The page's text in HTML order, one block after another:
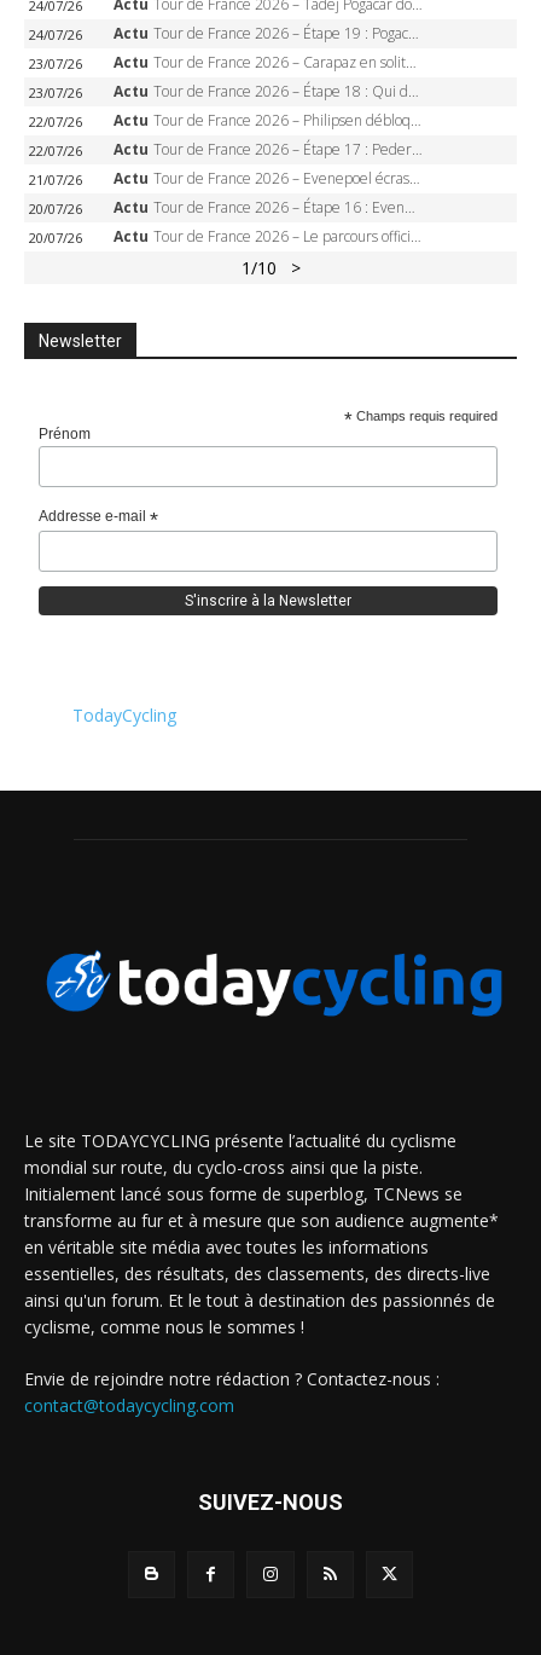
24/07/26 Actu Tour de France 2026 – Tadej Pogacar dompte l’Alpe d’Huez, 5e victoire, record de Pantani pulvérisé
24/07/26 Actu Tour de France 2026 – Étape 19 : Pogacar peut-il enfin dompter l’Alpe d’Huez ?
23/07/26 Actu Tour de France 2026 – Carapaz en solitaire à Orcières-Merlette, Paret-Peintre à un point du maillot à pois
23/07/26 Actu Tour de France 2026 – Étape 18 : Qui domptera Orcières-Merlette, première marche vers l’Alpe d’Huez ?
22/07/26 Actu Tour de France 2026 – Philipsen débloque son compteur à Voiron, Pedersen en danger pour le maillot vert
22/07/26 Actu Tour de France 2026 – Étape 17 : Pedersen peut-il verrouiller le maillot vert à Voiron ?
21/07/26 Actu Tour de France 2026 – Evenepoel écrase le chrono d’Évian, Seixas 4e, Lipowitz abandonne
20/07/26 Actu Tour de France 2026 – Étape 16 : Evenepoel, Pogacar, Ganna… qui domptera le chrono d’Évian pour redessiner le podium ?
20/07/26 Actu Tour de France 2026 – Le parcours officiel complet : 21 étapes, profils, carte et dates
1/10 >
Newsletter
* Champs requis required
Prénom
Addresse e-mail*
TodayCycling
Le site TODAYCYCLING présente l’actualité du cyclisme
mondial sur route, du cyclo-cross ainsi que la piste.
Initialement lancé sous forme de superblog, TCNews se
transforme au fur et à mesure que son audience augmente*
en véritable site média avec toutes les informations
essentielles, des résultats, des classements, des directs-live
ainsi qu'un forum. Et le tout à destination des passionnés de
cyclisme, comme nous le sommes !
Envie de rejoindre notre rédaction ? Contactez-nous :
contact@todaycycling.com
SUIVEZ-NOUS